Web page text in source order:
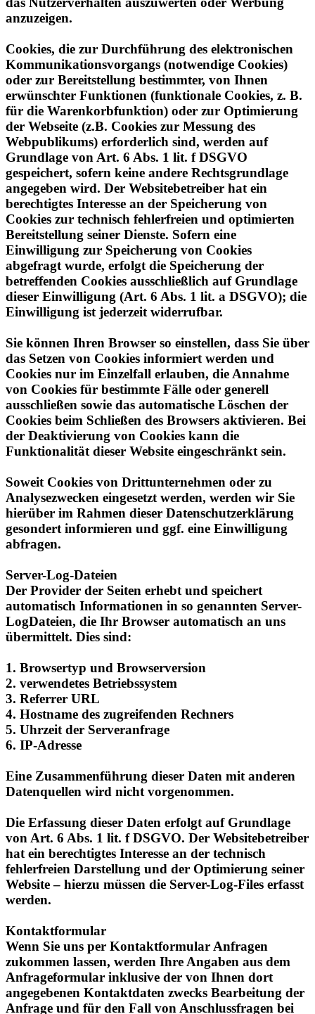
Cookies, die zur Durchführung des elektronischen
oder zur Bereitstellung bestimmter, von Ihnen
erwünschter Funktionen (funktionale Cookies, z. B.
für die Warenkorbfunktion) oder zur Optimierung
der Webseite (z.B. Cookies zur Messung des
Webpublikums) erforderlich sind, werden auf
Grundlage von Art. 6 Abs. 1 lit. f DSGVO
gespeichert, sofern keine andere Rechtsgrundlage
angegeben wird. Der Websitebetreiber hat ein
berechtigtes Interesse an der Speicherung von
Cookies zur technisch fehlerfreien und optimierten
Bereitstellung seiner Dienste. Sofern eine
Einwilligung zur Speicherung von Cookies
abgefragt wurde, erfolgt die Speicherung der
betreffenden Cookies ausschließlich auf Grundlage
dieser Einwilligung (Art. 6 Abs. 1 lit. a DSGVO); die
Einwilligung ist jederzeit widerrufbar.
Sie können Ihren Browser so einstellen, dass Sie über
Cookies nur im Einzelfall erlauben, die Annahme
von Cookies für bestimmte Fälle oder generell
ausschließen sowie das automatische Löschen der
Cookies beim Schließen des Browsers aktivieren. Bei
der Deaktivierung von Cookies kann die
Funktionalität dieser Website eingeschränkt sein.
Soweit Cookies von Drittunternehmen oder zu
hierüber im Rahmen dieser Datenschutzerklärung
gesondert informieren und ggf. eine Einwilligung
abfragen.
Server-Log-Dateien
automatisch Informationen in so genannten Server-
LogDateien, die Ihr Browser automatisch an uns
übermittelt. Dies sind:
1. Browsertyp und Browserversion
3. Referrer URL
4. Hostname des zugreifenden Rechners
5. Uhrzeit der Serveranfrage
6. IP-Adresse
Eine Zusammenführung dieser Daten mit anderen
Die Erfassung dieser Daten erfolgt auf Grundlage
hat ein berechtigtes Interesse an der technisch
fehlerfreien Darstellung und der Optimierung seiner
Website – hierzu müssen die Server-Log-Files erfasst
werden.
Kontaktformular
zukommen lassen, werden Ihre Angaben aus dem
Anfrageformular inklusive der von Ihnen dort
angegebenen Kontaktdaten zwecks Bearbeitung der
Anfrage und für den Fall von Anschlussfragen bei
uns gespeichert. Diese Daten geben wir nicht ohne
Ihre Einwilligung weiter.